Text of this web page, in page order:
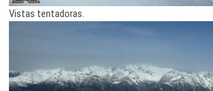
Vistas tentadoras.